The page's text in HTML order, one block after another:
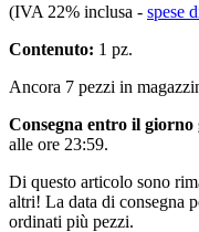
(IVA 22% inclusa - spese
Contenuto: 1 pz.
Ancora 7 pezzi in
Consegna entro il giorno
alle ore 23:59.
Di questo articolo sono
altri! La data di consegna
ordinati più pezzi.